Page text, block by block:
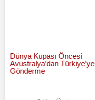
Dünya Kupası Öncesi
Avustralya’dan Türkiye’ye
Gönderme